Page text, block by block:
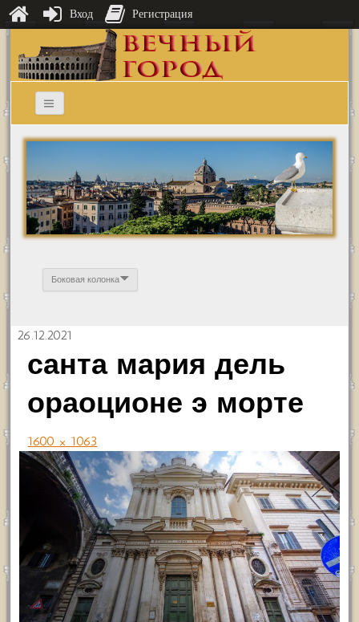
Боковая колонка
26.12.2021
санта мария дель
ораоционе э морте
1600 × 1063
Вход Регистрация